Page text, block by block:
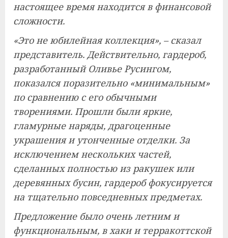
настоящее время находится в финансовой
сложности.
«Это не юбилейная коллекция», – сказал
представитель. Действительно, гардероб,
разработанный Оливье Русингом,
показался поразительно «минимальным»
по сравнению с его обычными
творениями. Прошли были яркие,
гламурные наряды, драгоценные
украшения и утонченные отделки. За
исключением нескольких частей,
сделанных полностью из ракушек или
деревянных бусин, гардероб фокусируется
на тщательно повседневных предметах.
Предложение было очень летним и
функциональным, в хаки и терракоттской